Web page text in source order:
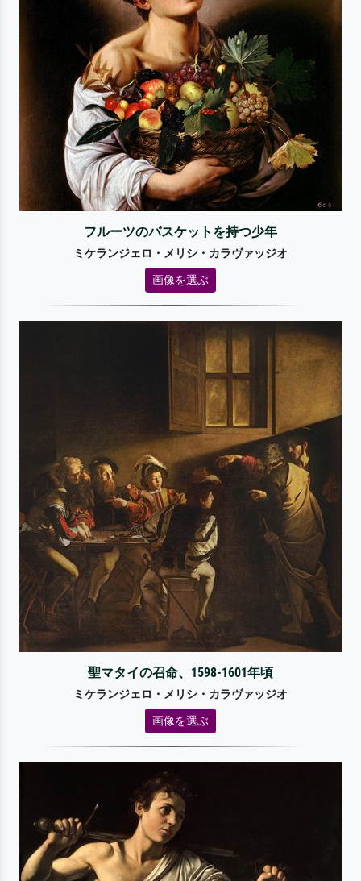
フルーツのバスケットを持つ少年
ミケランジェロ・メリシ・カラヴァッジオ
画像を選ぶ
聖マタイの召命、1598-1601年頃
ミケランジェロ・メリシ・カラヴァッジオ
画像を選ぶ